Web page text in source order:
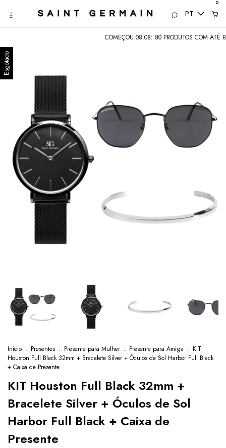
PT
0
COMEÇOU 08.08: 80 PRODUTOS COM ATÉ
Esgotado
Início . Presentes . Presente para Mulher . Presente para Amiga . KIT
Houston Full Black 32mm + Bracelete Silver + Óculos de Sol Harbor Full Black
+ Caixa de Presente
KIT Houston Full Black 32mm +
Bracelete Silver + Óculos de Sol
Harbor Full Black + Caixa de
Presente